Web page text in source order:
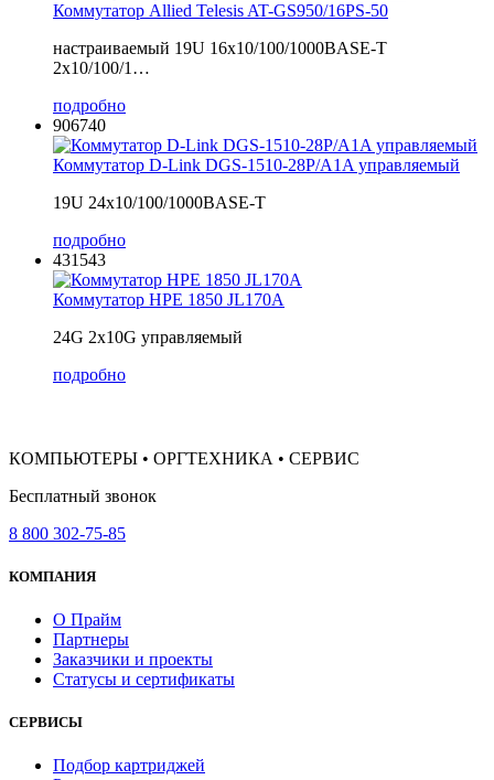
Коммутатор Allied Telesis AT-GS950/16PS-50
настраиваемый 19U 16x10/100/1000BASE-T
2x10/100/1…
подробно
906740
Коммутатор D-Link DGS-1510-28P/A1A управляемый
19U 24x10/100/1000BASE-T
подробно
431543
Коммутатор HPE 1850 JL170A
24G 2x10G управляемый
подробно
КОМПЬЮТЕРЫ • ОРГТЕХНИКА • СЕРВИС
Бесплатный звонок
8 800 302-75-85
КОМПАНИЯ
О Прайм
Партнеры
Заказчики и проекты
Статусы и сертификаты
СЕРВИСЫ
Подбор картриджей